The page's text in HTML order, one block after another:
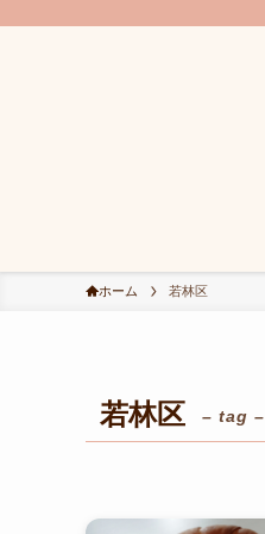
ホーム 若林区
若林区 – tag –